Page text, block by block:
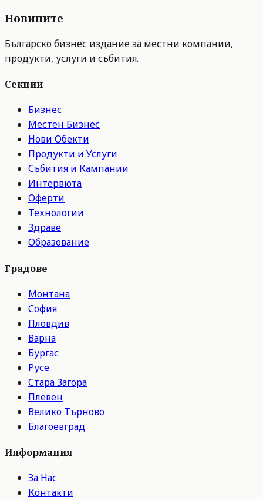
Новините
Българско бизнес издание за местни компании,
продукти, услуги и събития.
Секции
Бизнес
Местен Бизнес
Нови Обекти
Продукти и Услуги
Събития и Кампании
Интервюта
Оферти
Технологии
Здраве
Образование
Градове
Монтана
София
Пловдив
Варна
Бургас
Русе
Стара Загора
Плевен
Велико Търново
Благоевград
Информация
За Нас
Контакти